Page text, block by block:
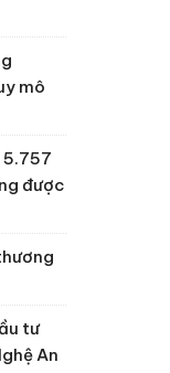
mô
5.757
được
tư
An